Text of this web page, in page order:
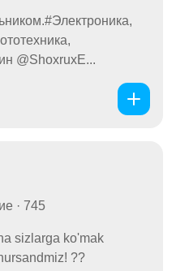
@ShoxruxE...
· 745
sizlarga ko'mak
??